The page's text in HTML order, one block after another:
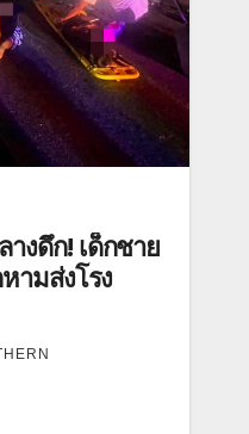
งดึก! เด็กชาย
ามส่งโรง